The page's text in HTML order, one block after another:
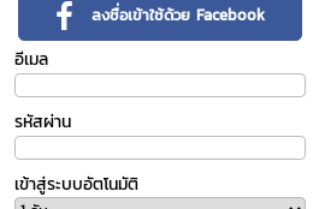
ลงชื่อเข้าใช้ด้วย Facebook
อีเมล
รหัสผ่าน
เข้าสู่ระบบอัตโนมัติ